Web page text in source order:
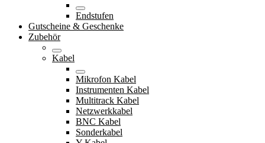
Endstufen
Gutscheine & Geschenke
Zubehör
Kabel
Mikrofon Kabel
Instrumenten Kabel
Multitrack Kabel
Netzwerkkabel
BNC Kabel
Sonderkabel